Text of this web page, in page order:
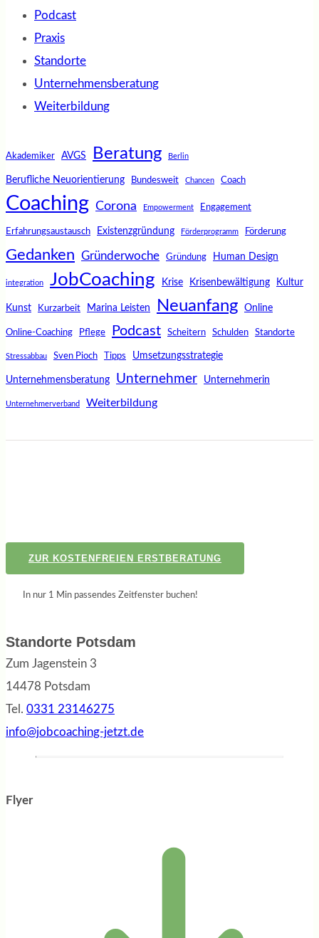
Podcast
Praxis
Standorte
Unternehmensberatung
Weiterbildung
Akademiker AVGS Beratung Berlin
Berufliche Neuorientierung Bundesweit Chancen Coach
Coaching Corona Empowerment Engagement
Erfahrungsaustausch Existenzgründung Förderprogramm Förderung
Gedanken Gründerwoche Gründung Human Design
integration JobCoaching Krise Krisenbewältigung Kultur
Kunst Kurzarbeit Marina Leisten Neuanfang Online
Online-Coaching Pflege Podcast Scheitern Schulden Standorte
Stressabbau Sven Pioch Tipps Umsetzungsstrategie
Unternehmensberatung Unternehmer Unternehmerin
Unternehmerverband Weiterbildung
ZUR KOSTENFREIEN ERSTBERATUNG
In nur 1 Min passendes Zeitfenster buchen!
Standorte Potsdam
Zum Jagenstein 3
14478 Potsdam
Tel. 0331 23146275
info@jobcoaching-jetzt.de
Flyer